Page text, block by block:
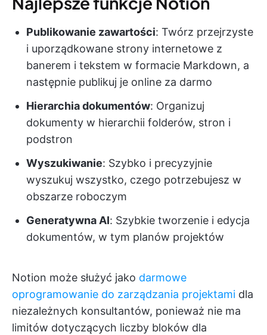
Publikowanie zawartości: Twórz przejrzyste
i uporządkowane strony internetowe z
banerem i tekstem w formacie Markdown, a
następnie publikuj je online za darmo
Hierarchia dokumentów: Organizuj
dokumenty w hierarchii folderów, stron i
podstron
Wyszukiwanie: Szybko i precyzyjnie
wyszukuj wszystko, czego potrzebujesz w
obszarze roboczym
Generatywna AI: Szybkie tworzenie i edycja
dokumentów, w tym planów projektów
Notion może służyć jako darmowe
oprogramowanie do zarządzania projektami dla
niezależnych konsultantów, ponieważ nie ma
limitów dotyczących liczby bloków dla